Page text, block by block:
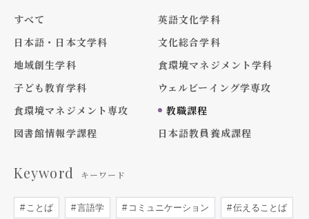
すべて
英語文化学科
日本語・日本文学科
文化総合学科
地域創生学科
食環境マネジメント学科
子ども教育学科
ウェルビーイング学専攻
食環境マネジメント専攻
教職課程
図書館情報学課程
日本語教員養成課程
Keyword キーワード
ことば 言語学 コミュニケーション 伝えることば